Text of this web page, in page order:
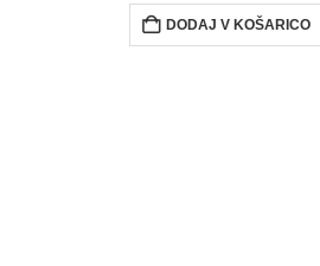
DODAJ V KOŠARICO